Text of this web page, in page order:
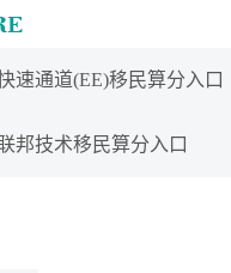
速通道(EE)移民算分入口
邦技术移民算分入口